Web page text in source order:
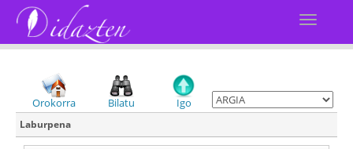
Orokorra Bilatu Igo
Laburpena